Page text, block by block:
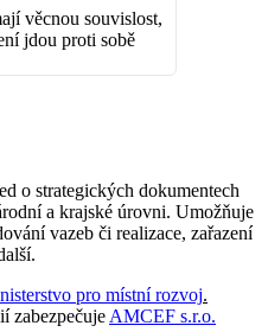
věcnou souvislost,
jdou proti sobě
o strategických dokumentech
a krajské úrovni. Umožňuje
vazeb či realizace, zařazení
pro místní rozvoj.
zabezpečuje AMCEF s.r.o.